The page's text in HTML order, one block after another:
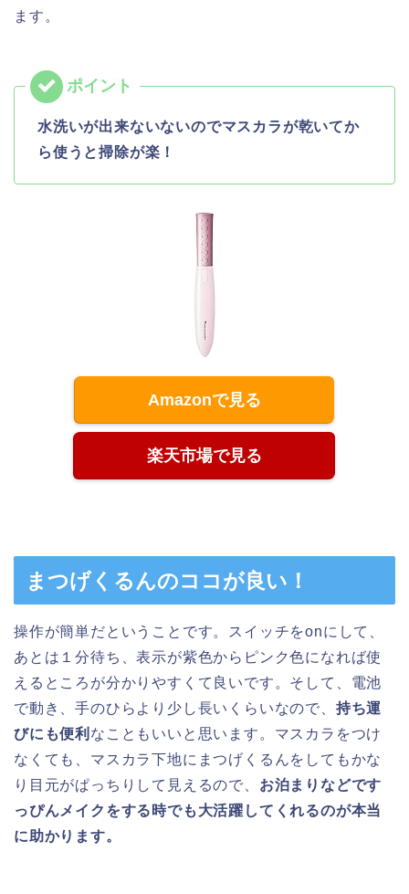
ます。
水洗いが出来ないないのでマスカラが乾いてか
ら使うと掃除が楽！
Amazonで見る
楽天市場で見る
まつげくるんのココが良い！
操作が簡単だということです。スイッチをonにして、
あとは１分待ち、表示が紫色からピンク色になれば使
えるところが分かりやすくて良いです。そして、電池
で動き、手のひらより少し長いくらいなので、 持ち運
びにも便利 なこともいいと思います。マスカラをつけ
なくても、マスカラ下地にまつげくるんをしてもかな
り目元がぱっちりして見えるので、 お泊まりなどです
っぴんメイクをする時でも大活躍してくれるのが本当
に助かります。